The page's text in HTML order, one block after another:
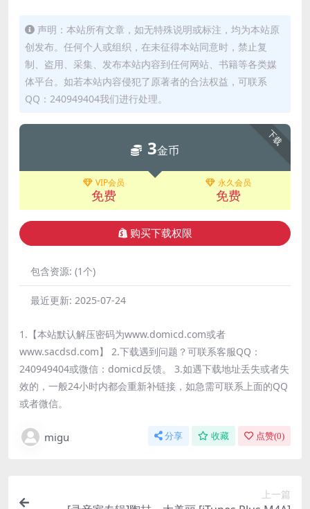
声明：本站所有文章，如无特殊说明或标注，均为本站原
创发布。任何个人或组织，在未征得本站同意时，禁止复
制、盗用、采集、发布本站内容到任何网站、书籍等各类媒
体平台。如若本站内容侵犯了原著者的合法权益，可联系
QQ：240949404我们进行处理。
下载
3金币
VIP会员
免费
永久会员
免费
购买下载权限
包含资源: (1个)
最近更新: 2025-07-24
1.【本站默认解压密码为www.domicd.com或者
www.sacdsd.com】 2.下载遇到问题？可联系客服QQ：
240949404或微信：domicd反馈。 3.如遇下载地址丢失或者失
效的，一般24小时内都会重新补链接，如急需可联系上面的QQ
或者微信。
migu 分享 收藏 点赞(0)
上一篇